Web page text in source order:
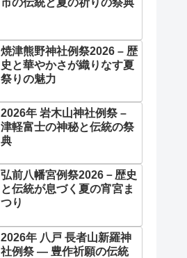
市の伝統と夏の祈りの祭典
焼津熊野神社例祭2026 – 歴
史と華やかさが織りなす夏
祭りの魅力
2026年 岩木山神社例祭 –
津軽富士の神秘と伝統の祭
典
弘前八幡宮例祭2026－歴史
と伝統が息づく夏の宵宮ま
つり
2026年 八戸 長者山新羅神
社例祭 ― 豊作祈願の伝統